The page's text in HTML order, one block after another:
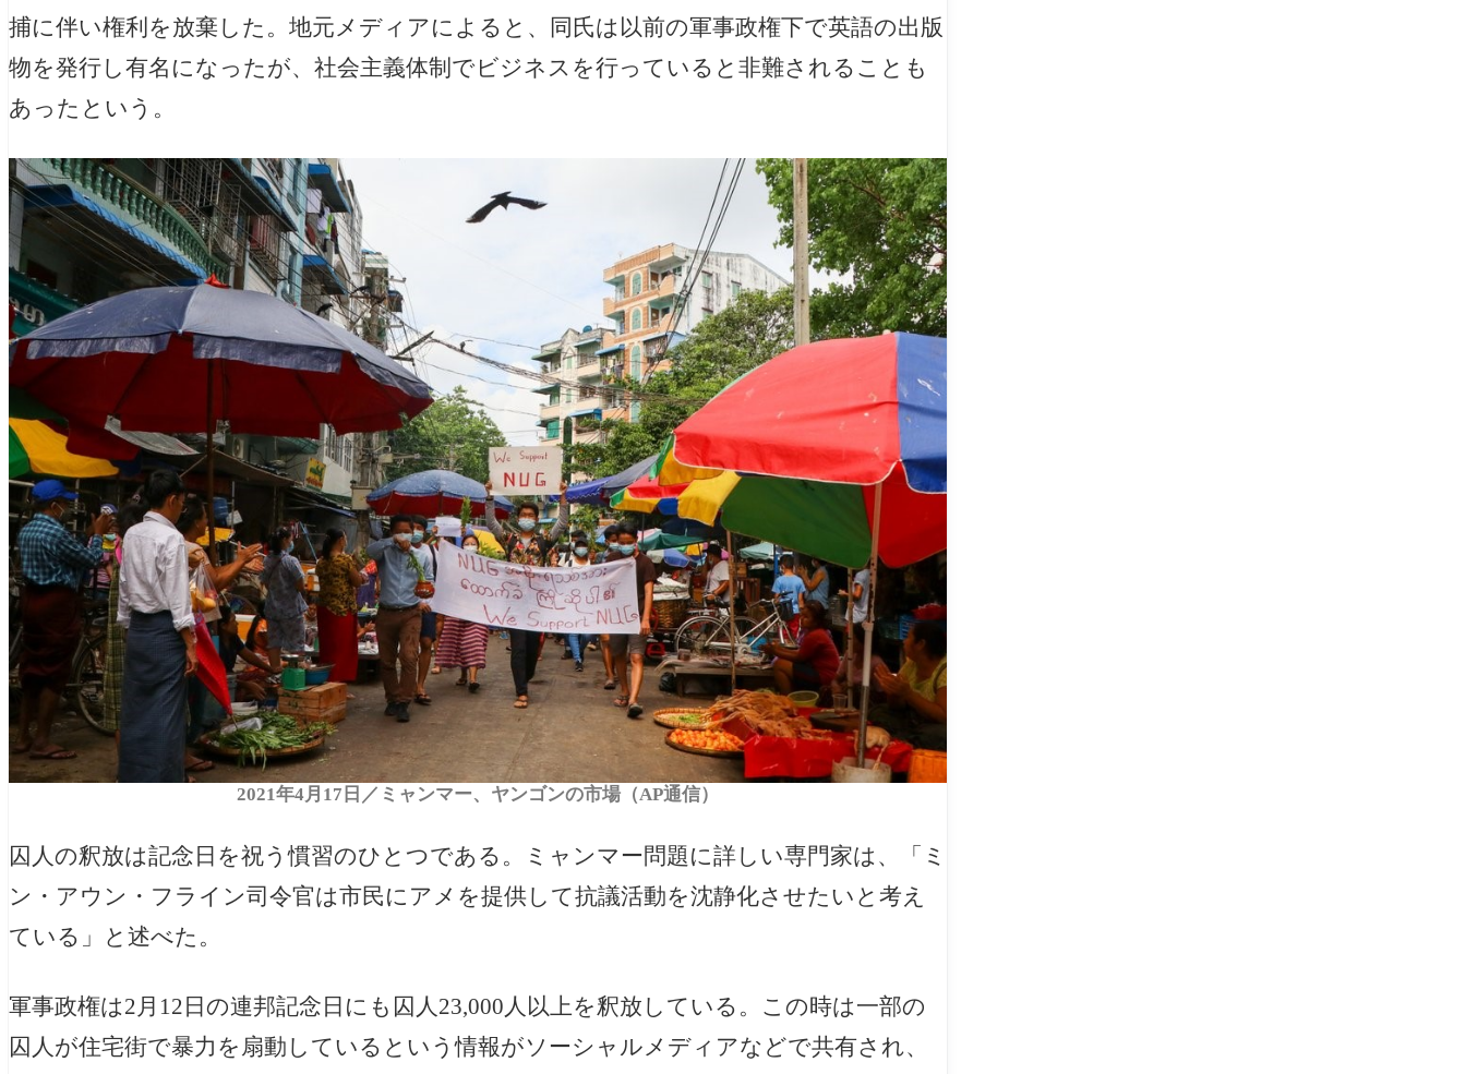
捕に伴い権利を放棄した。地元メディアによると、同氏は以前の軍事政権下で英語の出版
物を発行し有名になったが、社会主義体制でビジネスを行っていると非難されることも
あったという。
2021年4月17日／ミャンマー、ヤンゴンの市場（AP通信）
囚人の釈放は記念日を祝う慣習のひとつである。ミャンマー問題に詳しい専門家は、「ミ
ン・アウン・フライン司令官は市民にアメを提供して抗議活動を沈静化させたいと考え
ている」と述べた。
軍事政権は2月12日の連邦記念日にも囚人23,000人以上を釈放している。この時は一部の
囚人が住宅街で暴力を扇動しているという情報がソーシャルメディアなどで共有され、